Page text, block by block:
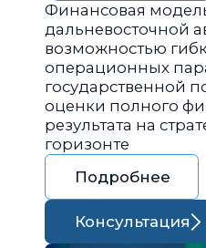
Финансовая
дальневосточной
возможностью
операционных
государственной
оценки полного
результата на
горизонте
Подробнее
Консультация